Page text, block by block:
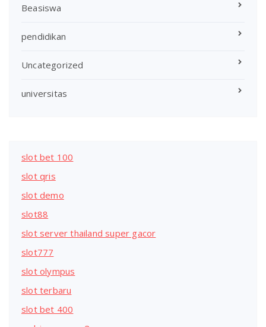
Beasiswa
pendidikan
Uncategorized
universitas
slot bet 100
slot qris
slot demo
slot88
slot server thailand super gacor
slot777
slot olympus
slot terbaru
slot bet 400